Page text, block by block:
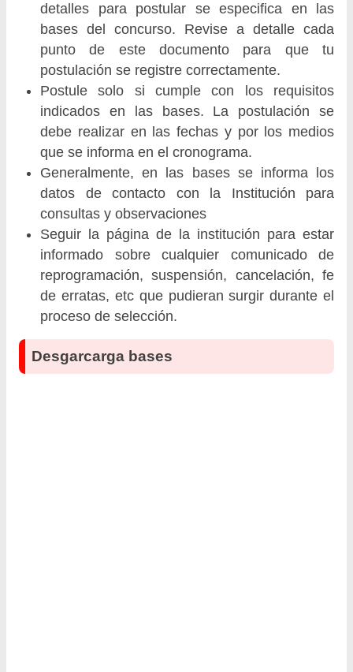
detalles para postular se especifica en las
bases del concurso. Revise a detalle cada
punto de este documento para que tu
postulación se registre correctamente.
Postule solo si cumple con los requisitos
indicados en las bases. La postulación se
debe realizar en las fechas y por los medios
que se informa en el cronograma.
Generalmente, en las bases se informa los
datos de contacto con la Institución para
consultas y observaciones
Seguir la página de la institución para estar
informado sobre cualquier comunicado de
reprogramación, suspensión, cancelación, fe
de erratas, etc que pudieran surgir durante el
proceso de selección.
Desgarcarga bases